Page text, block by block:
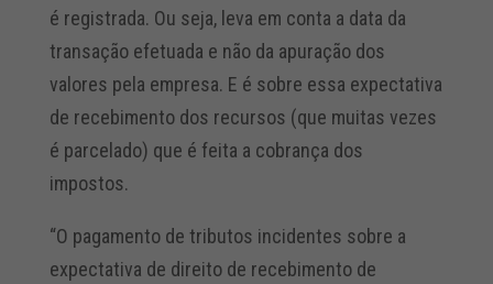
é registrada. Ou seja, leva em conta a data da
transação efetuada e não da apuração dos
valores pela empresa. E é sobre essa expectativa
de recebimento dos recursos (que muitas vezes
é parcelado) que é feita a cobrança dos
impostos.
“O pagamento de tributos incidentes sobre a
expectativa de direito de recebimento de